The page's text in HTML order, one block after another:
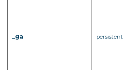
_ga persistent